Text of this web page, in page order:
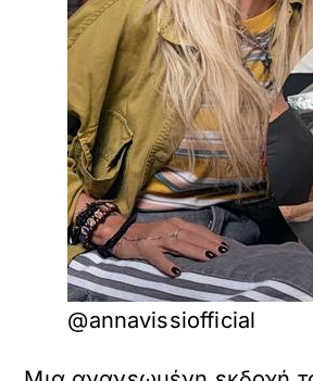
@annavissiofficial